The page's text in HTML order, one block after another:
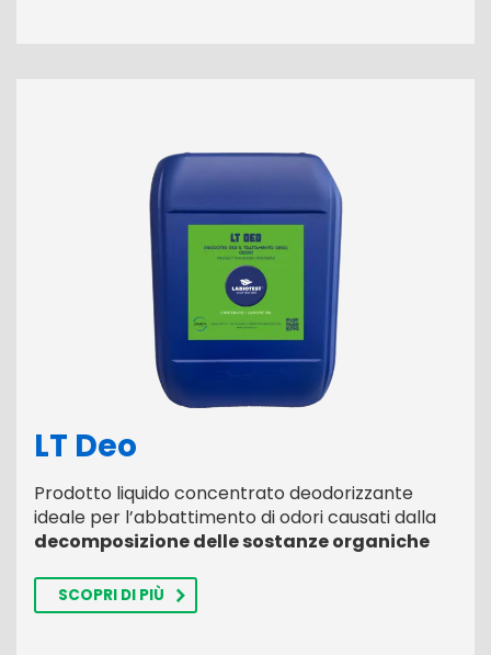
LT Deo
Prodotto liquido concentrato deodorizzante
ideale per l’abbattimento di odori causati dalla
decomposizione delle sostanze organiche
SCOPRI DI PIÙ